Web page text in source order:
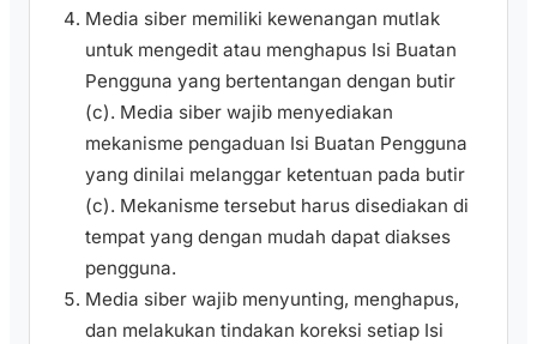
Media siber memiliki kewenangan mutlak
untuk mengedit atau menghapus Isi Buatan
Pengguna yang bertentangan dengan butir
(c). Media siber wajib menyediakan
mekanisme pengaduan Isi Buatan Pengguna
yang dinilai melanggar ketentuan pada butir
(c). Mekanisme tersebut harus disediakan di
tempat yang dengan mudah dapat diakses
pengguna.
Media siber wajib menyunting, menghapus,
dan melakukan tindakan koreksi setiap Isi